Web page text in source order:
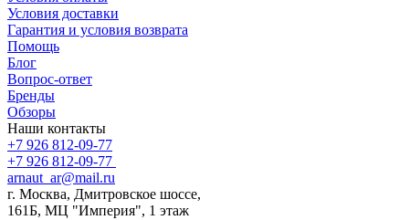
Условия доставки
Гарантия и условия возврата
Помощь
Блог
Вопрос-ответ
Бренды
Обзоры
Наши контакты
+7 926 812-09-77
+7 926 812-09-77
arnaut_ar@mail.ru
г. Москва, Дмитровское шоссе,
161Б, МЦ "Империя", 1 этаж